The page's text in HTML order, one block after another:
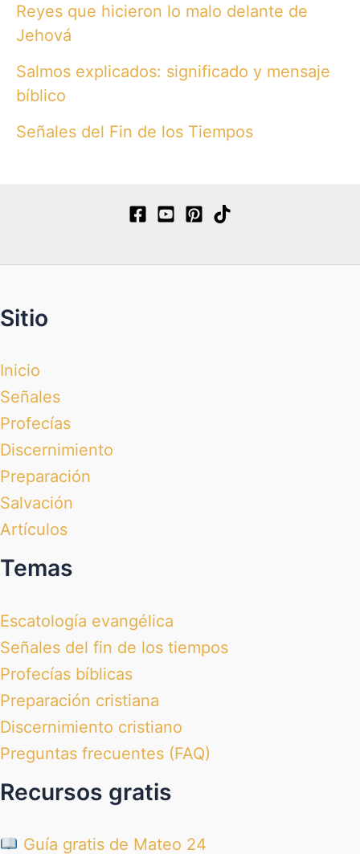
Reyes que hicieron lo malo delante de
Jehová
Salmos explicados: significado y mensaje
bíblico
Señales del Fin de los Tiempos
Sitio
Inicio
Señales
Profecías
Discernimiento
Preparación
Salvación
Artículos
Temas
Escatología evangélica
Señales del fin de los tiempos
Profecías bíblicas
Preparación cristiana
Discernimiento cristiano
Preguntas frecuentes (FAQ)
Recursos gratis
Guía gratis de Mateo 24